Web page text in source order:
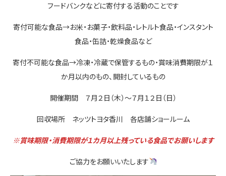
フードバンクなどに寄付する活動のことです
寄付可能な食品→お米・お菓子・飲料品・レトルト食品・インスタント
食品・缶詰・乾燥食品など
寄付不可能な食品→冷凍・冷蔵で保管するもの・賞味消費期限が１
か月以内のもの、開封しているもの
開催期間 ７月２日（木）～７月１２日（日）
回収場所 ネッツトヨタ香川 各店舗ショールーム
※賞味期限・消費期限が１カ月以上残っている食品でお願いします
ご協力をお願いいたします